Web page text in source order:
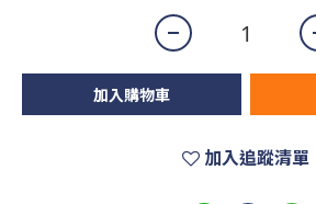
加入購物車
加入追蹤清單